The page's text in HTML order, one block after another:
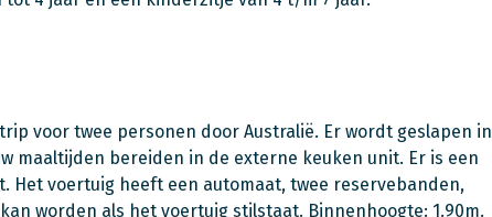
voor twee personen door Australië. Er wordt geslapen in
maaltijden bereiden in de externe keuken unit. Er is een
Het voertuig heeft een automaat, twee reservebanden,
worden als het voertuig stilstaat. Binnenhoogte: 1.90m.